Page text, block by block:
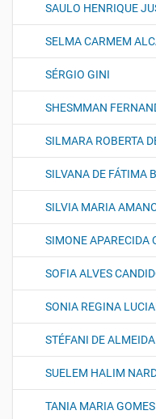
SAULO HENRIQUE
SELMA CARMEM
SÉRGIO GINI
SHESMMAN
SILMARA ROBERTA
SILVANA DE FÁTIMA
SILVIA MARIA
SIMONE APARECIDA
SOFIA ALVES
SONIA REGINA
STÉFANI DE
SUELEM HALIM
TANIA MARIA